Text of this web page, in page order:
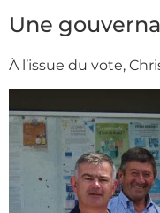
Une
À l’issue du vote,